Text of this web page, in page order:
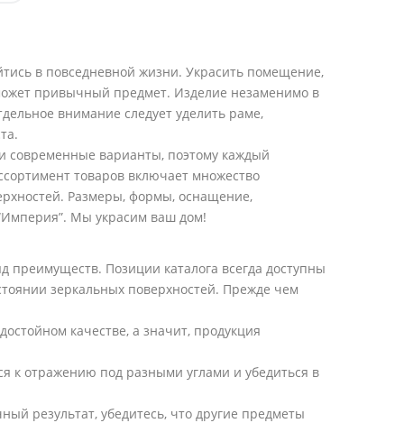
в повседневной жизни. Украсить помещение,
привычный предмет. Изделие незаменимо в
внимание следует уделить раме,
современные варианты, поэтому каждый
товаров включает множество
Размеры, формы, оснащение,
Мы украсим ваш дом!
Позиции каталога всегда доступны
зеркальных поверхностей. Прежде чем
качестве, а значит, продукция
к отражению под разными углами и убедиться в
результат, убедитесь, что другие предметы